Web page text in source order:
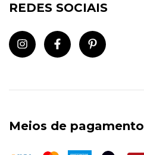
REDES SOCIAIS
Meios de pagamento